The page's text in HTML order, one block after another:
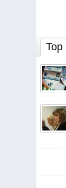
Top